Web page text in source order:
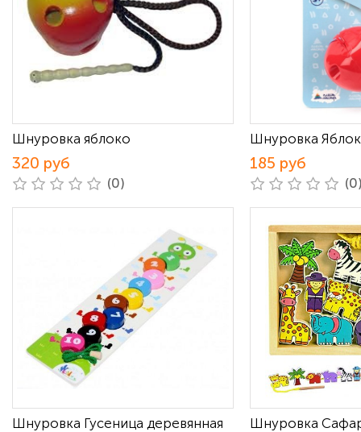
Шнуровка яблоко
320 руб
(0)
Шнуровка
185 руб
Шнуровка Гусеница деревянная Шнуровка